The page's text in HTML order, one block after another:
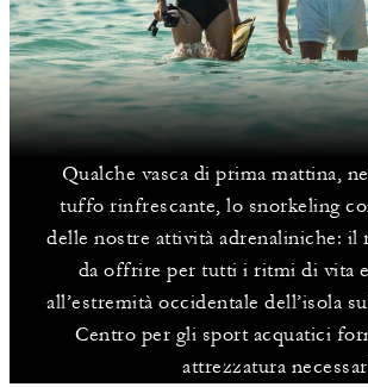
Qualche vasca di prima mattina,
tuffo rinfrescante, lo snorkeling
delle nostre attività adrenaliniche: il
da offrire per tutti i ritmi di vita
all’estremità occidentale dell’isola
Centro per gli sport acquatici
attrezzatura